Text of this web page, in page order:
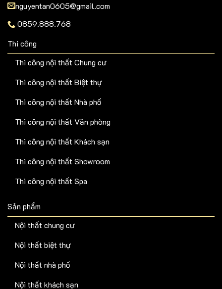
nguyentan0605@gmail.com
0859.888.768
Thi công
Thi công nội thất Chung cư
Thi công nội thất Biệt thự
Thi công nội thất Nhà phố
Thi công nội thất Văn phòng
Thi công nội thất Khách sạn
Thi công nội thất Showroom
Thi công nội thất Spa
Sản phẩm
Nội thất chung cư
Nội thất biệt thự
Nội thất nhà phố
Nội thất khách sạn